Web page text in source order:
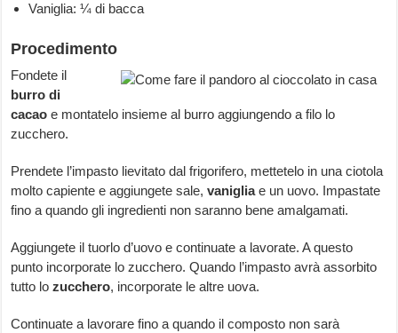
Vaniglia: ¼ di bacca
Procedimento
Fondete il
burro di
cacao e montatelo insieme al burro aggiungendo a filo lo
zucchero.
Prendete l’impasto lievitato dal frigorifero, mettetelo in una ciotola
molto capiente e aggiungete sale,vanigliae un uovo. Impastate
fino a quando gli ingredienti non saranno bene amalgamati.
Aggiungete il tuorlo d’uovo e continuate a lavorate. A questo
punto incorporate lo zucchero. Quando l’impasto avrà assorbito
tutto lozucchero, incorporate le altre uova.
Continuate a lavorare fino a quando il composto non sarà